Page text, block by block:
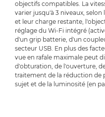
objectifs compatibles. La
varier jusqu'à 3 niveaux,
et leur charge restante,
réglage du Wi-Fi intégré
d'un grip batterie, d'un
secteur USB. En plus des
vue en rafale maximale peut
d'obturation, de l'ouverture,
traitement de la réduction de
sujet et de la luminosité (en